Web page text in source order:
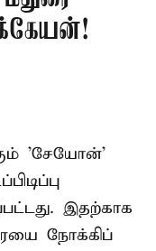
'சேயோன்'
இதற்காக
நோக்கிப்